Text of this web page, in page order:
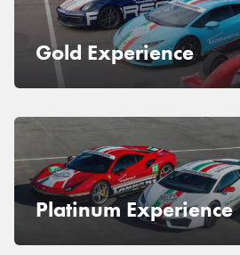
Gold Experience
Platinum Experience